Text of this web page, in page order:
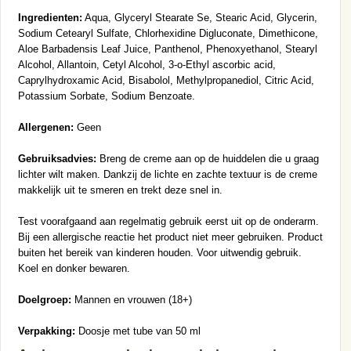
Ingredienten: Aqua, Glyceryl Stearate Se, Stearic Acid, Glycerin,
Sodium Cetearyl Sulfate, Chlorhexidine Digluconate, Dimethicone,
Aloe Barbadensis Leaf Juice, Panthenol, Phenoxyethanol, Stearyl
Alcohol, Allantoin, Cetyl Alcohol, 3-o-Ethyl ascorbic acid,
Caprylhydroxamic Acid, Bisabolol, Methylpropanediol, Citric Acid,
Potassium Sorbate, Sodium Benzoate.
Allergenen: Geen
Gebruiksadvies: Breng de creme aan op de huiddelen die u graag
lichter wilt maken. Dankzij de lichte en zachte textuur is de creme
makkelijk uit te smeren en trekt deze snel in.
Test voorafgaand aan regelmatig gebruik eerst uit op de onderarm.
Bij een allergische reactie het product niet meer gebruiken. Product
buiten het bereik van kinderen houden. Voor uitwendig gebruik.
Koel en donker bewaren.
Doelgroep: Mannen en vrouwen (18+)
Verpakking: Doosje met tube van 50 ml